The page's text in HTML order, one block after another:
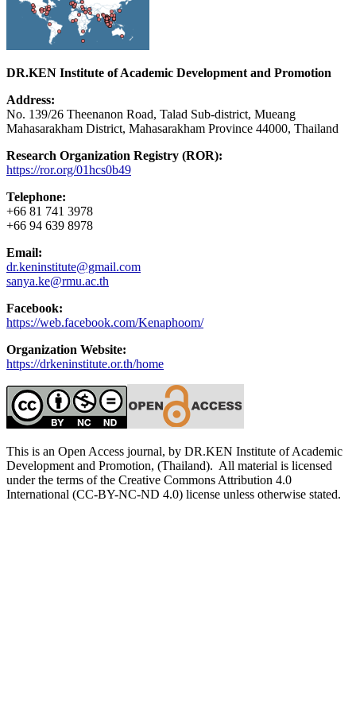
DR.KEN Institute of Academic Development and Promotion
Address:
No. 139/26 Theenanon Road, Talad Sub-district, Mueang
Mahasarakham District, Mahasarakham Province 44000, Thailand
Research Organization Registry (ROR):
https://ror.org/01hcs0b49
Telephone:
+66 81 741 3978
+66 94 639 8978
Email:
dr.keninstitute@gmail.com
sanya.ke@rmu.ac.th
Facebook:
https://web.facebook.com/Kenaphoom/
Organization Website:
https://drkeninstitute.or.th/home
This is an Open Access journal, by DR.KEN Institute of Academic
Development and Promotion, (Thailand). All material is licensed
under the terms of the Creative Commons Attribution 4.0
International (CC-BY-NC-ND 4.0) license unless otherwise stated.